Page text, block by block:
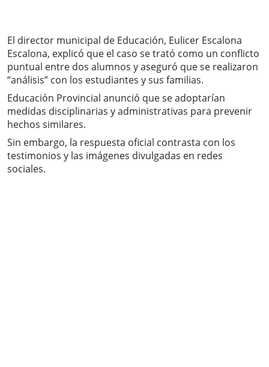
El director municipal de Educación, Eulicer Escalona
Escalona, explicó que el caso se trató como un conflicto
puntual entre dos alumnos y aseguró que se realizaron
“análisis” con los estudiantes y sus familias.
Educación Provincial anunció que se adoptarían
medidas disciplinarias y administrativas para prevenir
hechos similares.
Sin embargo, la respuesta oficial contrasta con los
testimonios y las imágenes divulgadas en redes
sociales.